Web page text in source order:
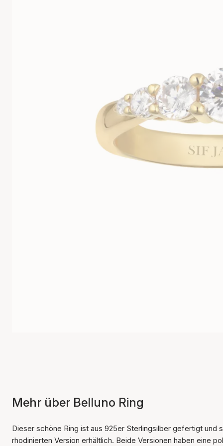
Mehr über Belluno Ring
Dieser schöne Ring ist aus 925er Sterlingsilber gefertigt und
rhodinierten Version erhältlich. Beide Versionen haben eine